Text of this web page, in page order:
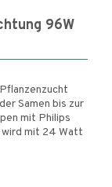
96W
Samen bis zur
mit Philips
mit 24 Watt